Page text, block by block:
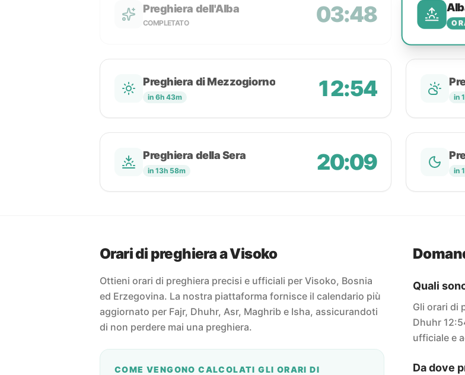
Preghiera dell'Alba
COMPLETATO 03:48
Preghiera di Mezzogiorno
in 6h 43m 12:54 in
Preghiera della Sera
in 13h 58m 20:09 in
Orari di preghiera a Visoko
Ottieni orari di preghiera precisi e ufficiali per Visoko, Bosnia
ed Erzegovina. La nostra piattaforma fornisce il calendario più
aggiornato per Fajr, Dhuhr, Asr, Maghrib e Isha, assicurandoti
di non perdere mai una preghiera.
COME VENGONO CALCOLATI GLI ORARI DI
Quali
Gli orari di
Dhuhr
ufficiale e
Da dove